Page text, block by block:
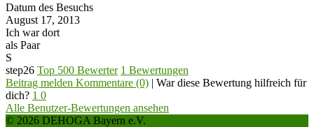
Datum des Besuchs
August 17, 2013
Ich war dort
als Paar
S
step26 Top 500 Bewerter 1 Bewertungen
Beitrag melden Kommentare (0) | War diese Bewertung hilfreich für
dich? 1 0
Alle Benutzer-Bewertungen ansehen
© 2026 DEHOGA Bayern e.V.